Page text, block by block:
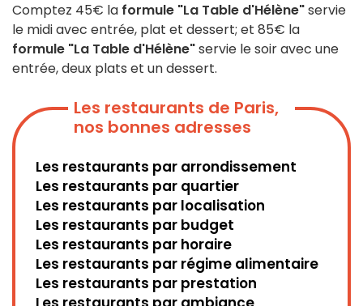
Comptez 45€ la formule "La Table d'Hélène"servie
le midi avec entrée, plat et dessert; et 85€ la
formule "La Table d'Hélène"servie le soir avec une
entrée, deux plats et un dessert.
Les restaurants de Paris,
nos bonnes adresses
Les restaurants par arrondissement
Les restaurants par quartier
Les restaurants par localisation
Les restaurants par budget
Les restaurants par horaire
Les restaurants par régime alimentaire
Les restaurants par prestation